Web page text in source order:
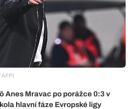
AFP)
Anes Mravac po porážce 0:3 v
hlavní fáze Evropské ligy